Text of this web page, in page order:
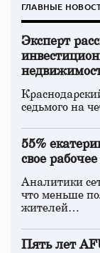
ГЛАВНЫЕ
Эксперт
седьмого на
55%
свое
Аналитики
что меньше
жителей…
Пять лет